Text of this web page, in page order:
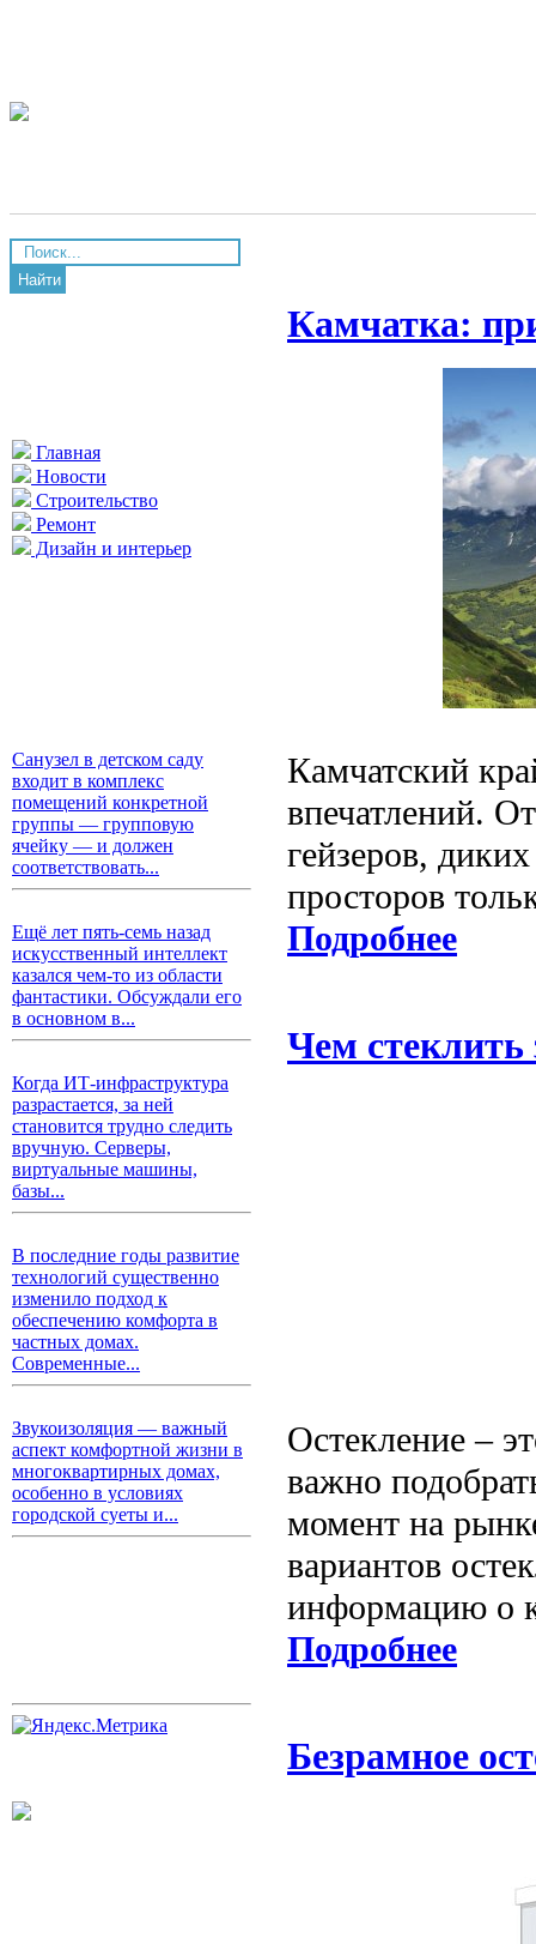
Найти
Главная
Новости
Строительство
Ремонт
Дизайн и интерьер
Санузел в детском саду
входит в комплекс
помещений конкретной
группы — групповую
ячейку — и должен
соответствовать...
Ещё лет пять-семь назад
искусственный интеллект
казался чем-то из области
фантастики. Обсуждали его
в основном в...
Когда ИТ-инфраструктура
разрастается, за ней
становится трудно следить
вручную. Серверы,
виртуальные машины,
базы...
В последние годы развитие
технологий существенно
изменило подход к
обеспечению комфорта в
частных домах.
Современные...
Звукоизоляция — важный
аспект комфортной жизни в
многоквартирных домах,
особенно в условиях
городской суеты и...
Камчатка:
Камчатский
впечатлений.
гейзеров,
просторов
Подробнее
Чем стеклить
Остекление –
важно
момент на
вариантов
информацию о
Подробнее
Безрамное